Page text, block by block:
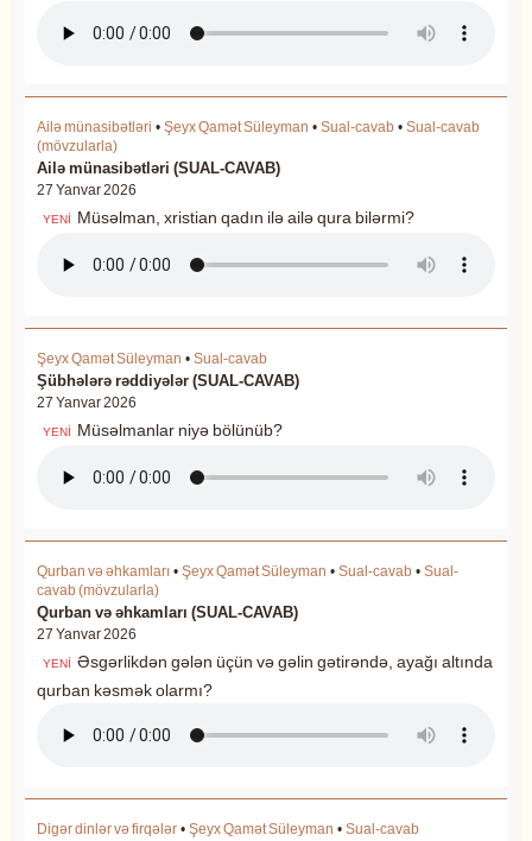
Ailə münasibətləri • Şeyx Qamət Süleyman • Sual-cavab • Sual-cavab
(mövzularla)
Ailə münasibətləri (SUAL-CAVAB)
27 Yanvar 2026
YENİ Müsəlman, xristian qadın ilə ailə qura bilərmi?
Şeyx Qamət Süleyman • Sual-cavab
Şübhələrə rəddiyələr (SUAL-CAVAB)
27 Yanvar 2026
YENİ Müsəlmanlar niyə bölünüb?
Qurban və əhkamları • Şeyx Qamət Süleyman • Sual-cavab • Sual-
cavab (mövzularla)
Qurban və əhkamları (SUAL-CAVAB)
27 Yanvar 2026
YENİ Əsgərlikdən gələn üçün və gəlin gətirəndə, ayağı altında
qurban kəsmək olarmı?
Digər dinlər və firqələr • Şeyx Qamət Süleyman • Sual-cavab